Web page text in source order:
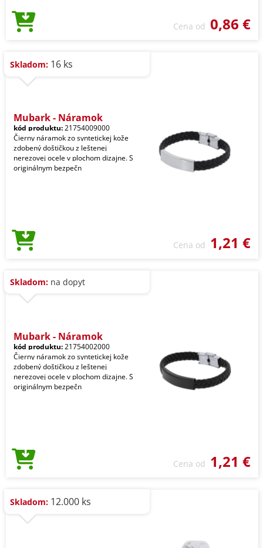
Cena od 0,86 €
Skladom: 16 ks
Mubark - Náramok
kód produktu:21754009000
Čierny náramok zo syntetickej kože
zdobený doštičkou z leštenej
nerezovej ocele v plochom dizajne. S
originálnym bezpečn
Cena od 1,21 €
Skladom: na dopyt
Mubark - Náramok
kód produktu:21754002000
Čierny náramok zo syntetickej kože
zdobený doštičkou z leštenej
nerezovej ocele v plochom dizajne. S
originálnym bezpečn
Cena od 1,21 €
Skladom: 12.000 ks